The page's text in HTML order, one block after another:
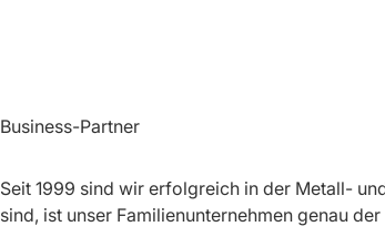
Business-Partner
Seit 1999 sind wir erfolgreich in der Metall-
sind, ist unser Familienunternehmen genau